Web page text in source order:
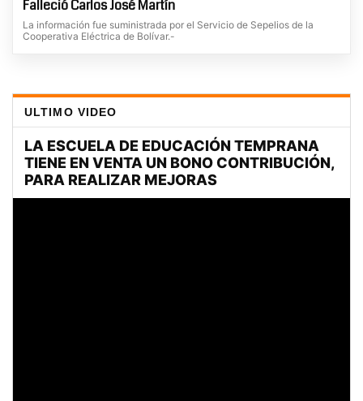
Falleció Carlos José Martín
La información fue suministrada por el Servicio de Sepelios de la
Cooperativa Eléctrica de Bolívar.-
ULTIMO VIDEO